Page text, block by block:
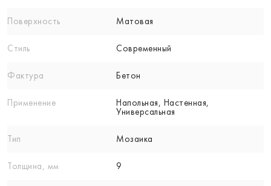
Поверхность Матовая
Стиль Современный
Фактура Бетон
Применение
Напольная, Настенная,
Универсальная
Тип Мозаика
Толщина, мм 9